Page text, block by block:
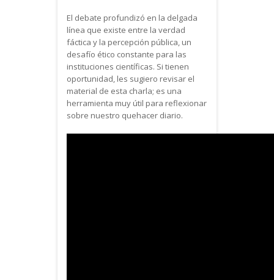
El debate profundizó en la delgada
línea que existe entre la verdad
fáctica y la percepción pública, un
desafío ético constante para las
instituciones científicas. Si tienen
oportunidad, les sugiero revisar el
material de esta charla; es una
herramienta muy útil para reflexionar
sobre nuestro quehacer diario.